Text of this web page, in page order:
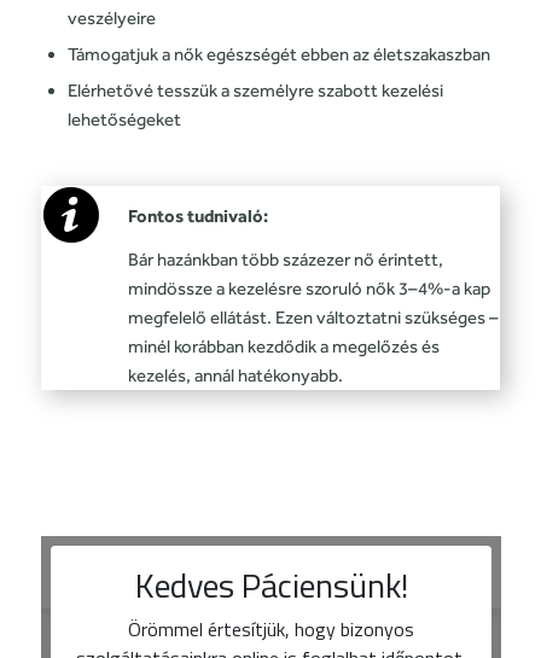
veszélyeire
Támogatjuk a nők egészségét ebben az életszakaszban
Elérhetővé tesszük a személyre szabott kezelési
lehetőségeket
Fontos tudnivaló:
Bár hazánkban több százezer nő érintett,
mindössze a kezelésre szoruló nők 3–4%-a kap
megfelelő ellátást. Ezen változtatni szükséges –
minél korábban kezdődik a megelőzés és
kezelés, annál hatékonyabb.